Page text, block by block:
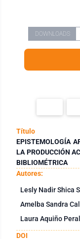
DOWNLOADS
Título
EPISTEMOLOGÍA
LA PRODUCCIÓN
BIBLIOMÉTRICA
Autores:
Lesly Nadir Shica
Amelba Sandra
Laura Aquiño
DOI